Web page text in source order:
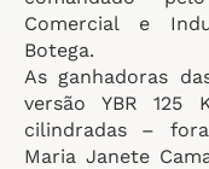
Comercial e
Botega.
As ganhadoras
versão YBR 125
cilindradas –
Maria Janete